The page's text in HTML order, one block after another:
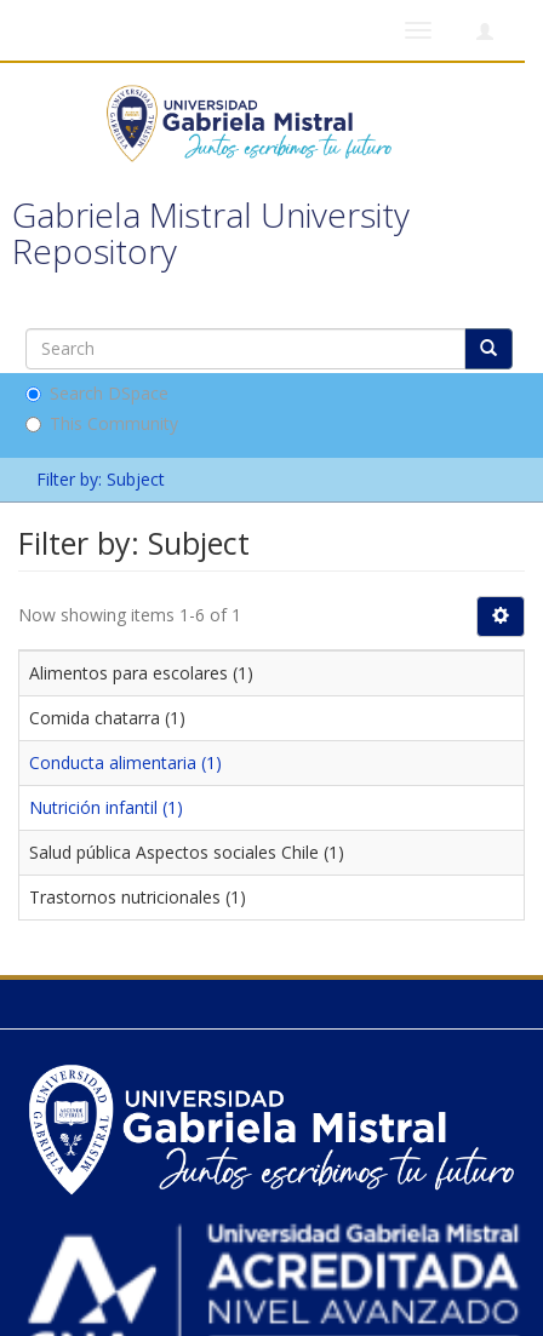
Gabriela Mistral University
Repository
Search DSpace
This Community
Filter by: Subject
Filter by: Subject
Now showing items 1-6 of 1
Alimentos para escolares (1)
Comida chatarra (1)
Conducta alimentaria (1)
Nutrición infantil (1)
Salud pública Aspectos sociales Chile (1)
Trastornos nutricionales (1)